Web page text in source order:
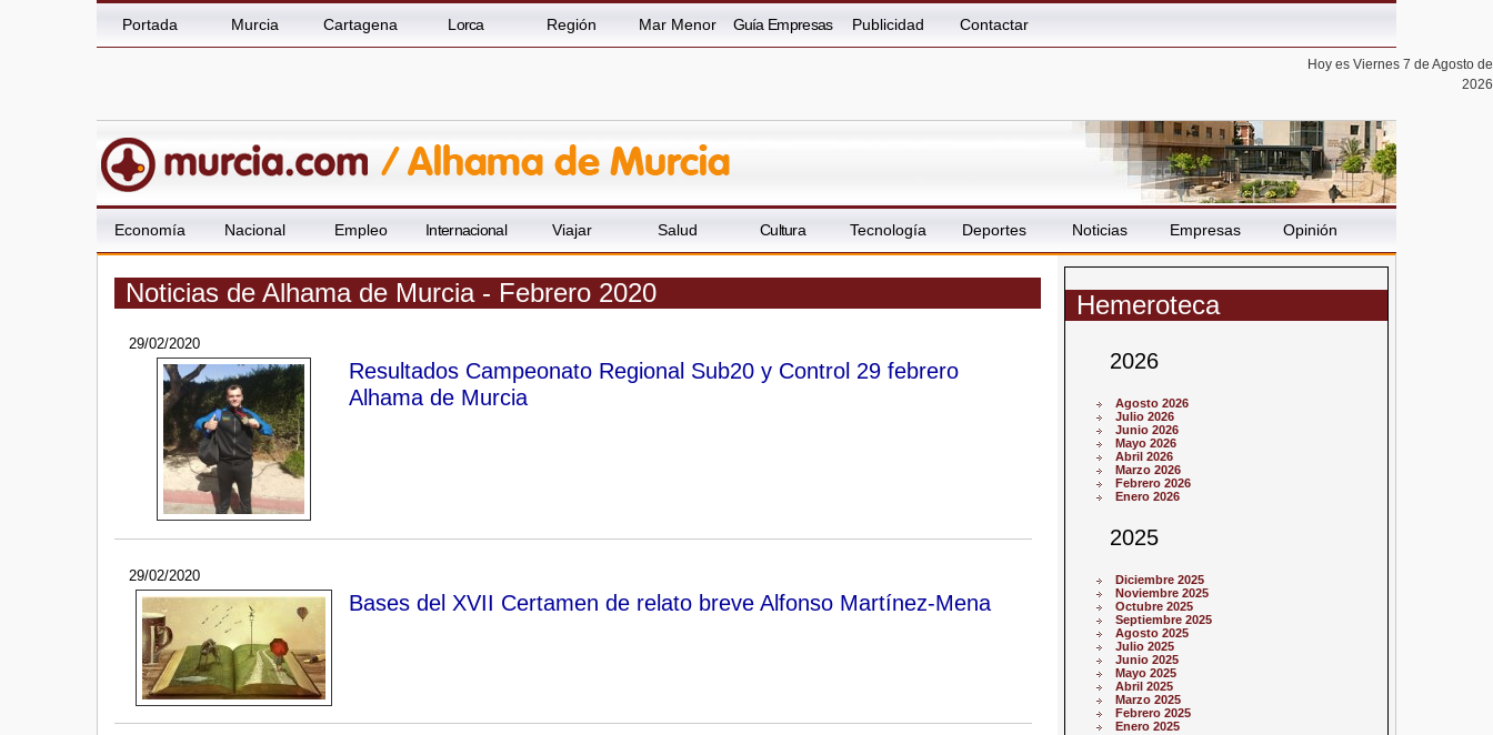
Portada Murcia Cartagena Lorca Región Mar Menor Guía Empresas Publicidad Contactar
Hoy es Viernes 7 de Agosto de
2026
Economía Nacional Empleo Internacional Viajar Salud Cultura Tecnología Deportes Noticias Empresas Opinión
Noticias de Alhama de Murcia - Febrero 2020
29/02/2020
Resultados Campeonato Regional Sub20 y Control 29 febrero
Alhama de Murcia
29/02/2020
Bases del XVII Certamen de relato breve Alfonso Martínez-Mena
Hemeroteca
2026
Agosto 2026
Julio 2026
Junio 2026
Mayo 2026
Abril 2026
Marzo 2026
Febrero 2026
Enero 2026
2025
Diciembre 2025
Noviembre 2025
Octubre 2025
Septiembre 2025
Agosto 2025
Julio 2025
Junio 2025
Mayo 2025
Abril 2025
Marzo 2025
Febrero 2025
Enero 2025